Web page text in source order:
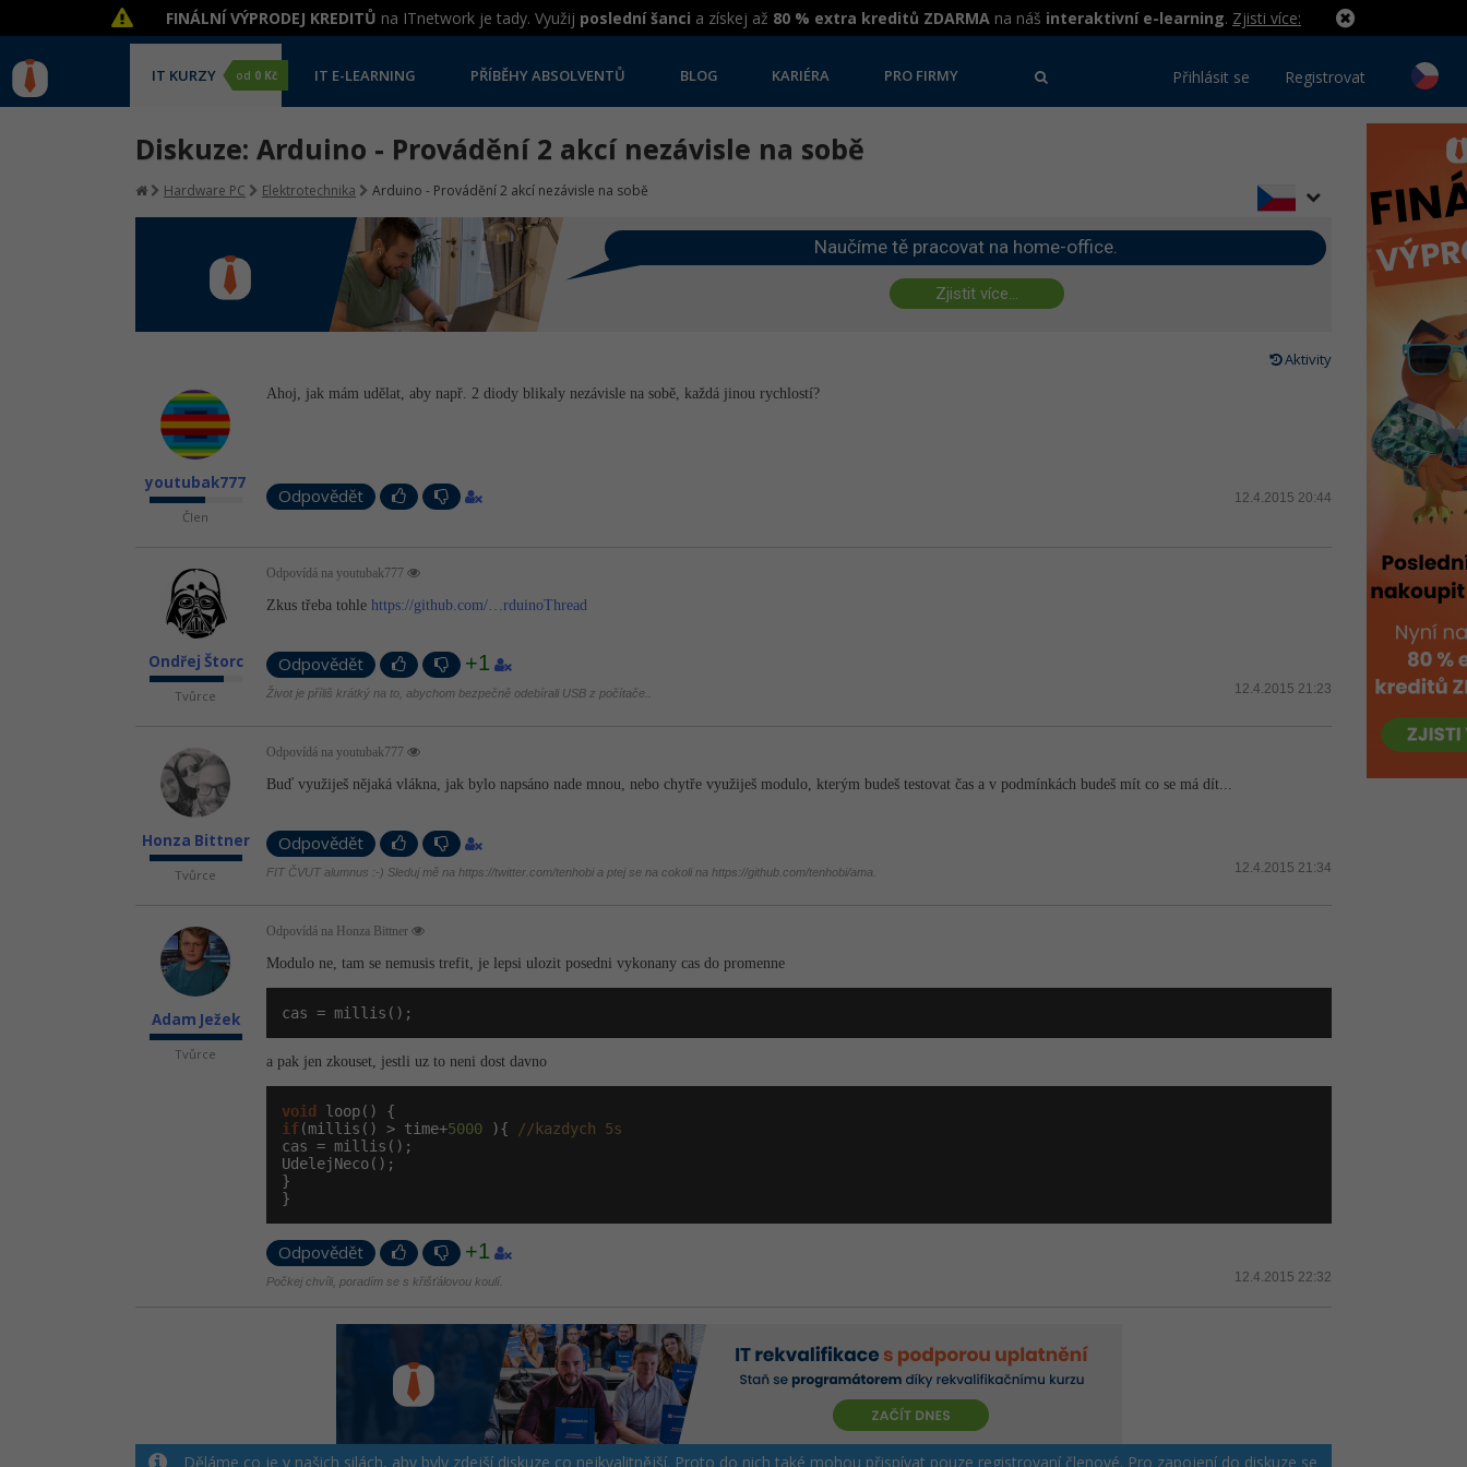
FINÁLNÍ VÝPRODEJ KREDITŮ na ITnetwork je tady. Využij poslední šanci a získej až 80 % extra kreditů ZDARMA na náš interaktivní e-learning. Zjisti více:
IT KURZY od 0 Kč IT E-LEARNING PŘÍBĚHY ABSOLVENTŮ BLOG KARIÉRA PRO FIRMY Přihlásit se Registrovat
Diskuze: Arduino - Provádění 2 akcí nezávisle na sobě
Hardware PC Elektrotechnika Arduino - Provádění 2 akcí nezávisle na sobě
Naučíme tě pracovat na home-office.
Zjistit více...
Aktivity
youtubak777
Člen
Ahoj, jak mám udělat, aby např. 2 diody blikaly nezávisle na sobě, každá jinou rychlostí?
Odpovědět 12.4.2015 20:44
Ondřej Štorc
Tvůrce
Odpovídá na youtubak777
Zkus třeba tohle https://github.com/…rduinoThread
Odpovědět +1
12.4.2015 21:23
Život je příliš krátký na to, abychom bezpečně odebírali USB z počítače..
Honza Bittner
Tvůrce
Odpovídá na youtubak777
Buď využiješ nějaká vlákna, jak bylo napsáno nade mnou, nebo chytře využiješ modulo, kterým budeš testovat čas a v podmínkách budeš mít co se má dít...
Odpovědět
12.4.2015 21:34
FIT ČVUT alumnus :-) Sleduj mě na https://twitter.com/tenhobi a ptej se na cokoli na https://github.com/tenhobi/ama.
Adam Ježek
Tvůrce
Odpovídá na Honza Bittner
Modulo ne, tam se nemusis trefit, je lepsi ulozit posedni vykonany cas do promenne
cas = millis();
a pak jen zkouset, jestli uz to neni dost davno
void
if (millis() > time+5000 ){
//kazdych 5s
cas = millis();
UdelejNeco();
}
}
Odpovědět +1
12.4.2015 22:32
Počkej chvíli, poradím se s křišťálovou koulí.
Děláme co je v našich silách, aby byly zdejší diskuze co nejkvalitnější. Proto do nich také mohou přispívat pouze registrovaní členové. Pro zapojení do diskuze se